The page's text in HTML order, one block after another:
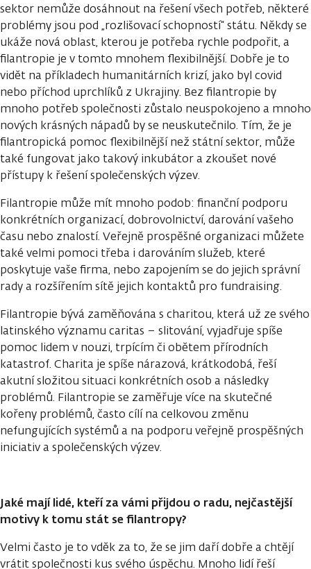
sektor nemůže dosáhnout na řešení všech potřeb, některé
problémy jsou pod „rozlišovací schopností“ státu. Někdy se
ukáže nová oblast, kterou je potřeba rychle podpořit, a
filantropie je v tomto mnohem flexibilnější. Dobře je to
vidět na příkladech humanitárních krizí, jako byl covid
nebo příchod uprchlíků z Ukrajiny. Bez filantropie by
mnoho potřeb společnosti zůstalo neuspokojeno a mnoho
nových krásných nápadů by se neuskutečnilo. Tím, že je
filantropická pomoc flexibilnější než státní sektor, může
také fungovat jako takový inkubátor a zkoušet nové
přístupy k řešení společenských výzev.
Filantropie může mít mnoho podob: finanční podporu
konkrétních organizací, dobrovolnictví, darování vašeho
času nebo znalostí. Veřejně prospěšné organizaci můžete
také velmi pomoci třeba i darováním služeb, které
poskytuje vaše firma, nebo zapojením se do jejich správní
rady a rozšířením sítě jejich kontaktů pro fundraising.
Filantropie bývá zaměňována s charitou, která už ze svého
latinského významu caritas – slitování, vyjadřuje spíše
pomoc lidem v nouzi, trpícím či obětem přírodních
katastrof. Charita je spíše nárazová, krátkodobá, řeší
akutní složitou situaci konkrétních osob a následky
problémů. Filantropie se zaměřuje více na skutečné
kořeny problémů, často cílí na celkovou změnu
nefungujících systémů a na podporu veřejně prospěšných
iniciativ a společenských výzev.
Jaké mají lidé, kteří za vámi přijdou o radu, nejčastější
motivy k tomu stát se filantropy?
Velmi často je to vděk za to, že se jim daří dobře a chtějí
vrátit společnosti kus svého úspěchu. Mnoho lidí řeší